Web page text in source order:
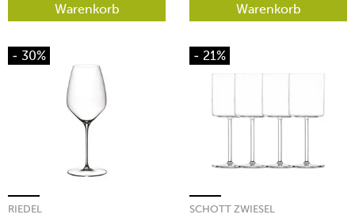
Warenkorb Warenkorb
- 30%
RIEDEL
- 21%
SCHOTT ZWIESEL